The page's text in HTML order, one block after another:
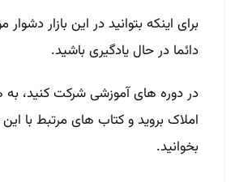
برای اینکه بتوانید در این بازار دشوار
دائما در حال یادگیری باشید.
در دوره های آموزشی شرکت کنید،
املاک بروید و کتاب­ های مرتبط با
بخوانید.